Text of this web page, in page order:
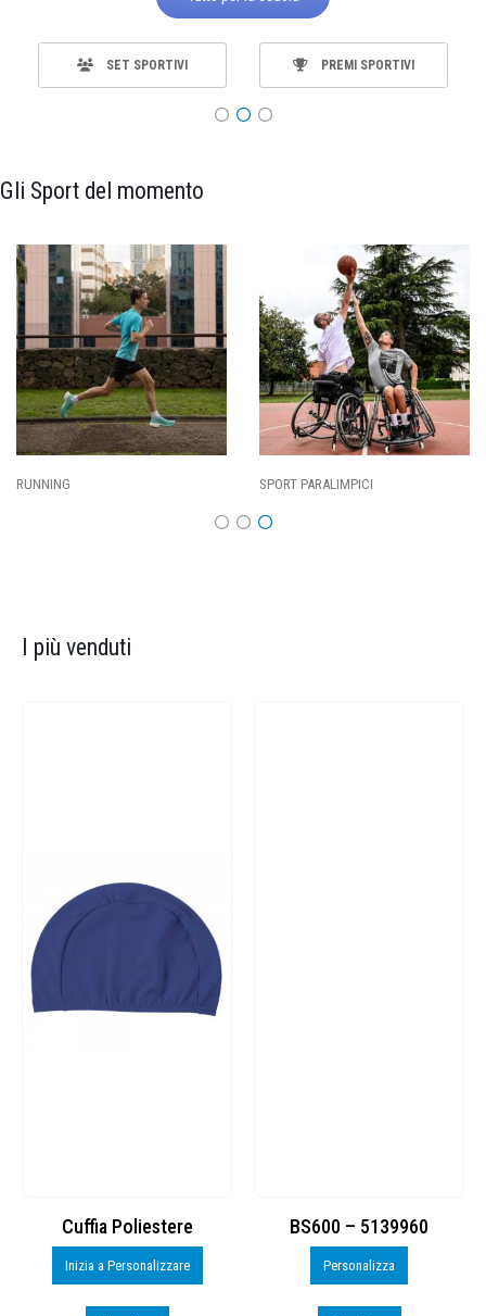
SET SPORTIVI PREMI SPORTIVI
Gli Sport del momento
SPORT PARALIMPICI CALCIO
I più venduti
Cuffia Poliestere
Inizia a Personalizzare
BS600 – 5139960
Personalizza